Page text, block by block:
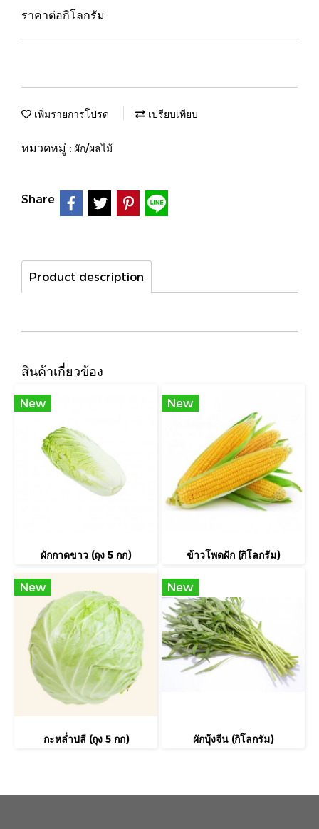
ราคาต่อกิโลกรัม
เพิ่มรายการโปรด เปรียบเทียบ
หมวดหมู่ : ผัก/ผลไม้
Share
Product description
สินค้าเกี่ยวข้อง
New
ผักกาดขาว (ถุง 5 กก)
New
ข้าวโพดฝัก (กิโลกรัม)
New
กะหล่ำปลี (ถุง 5 กก)
New
ผักบุ้งจีน (กิโลกรัม)